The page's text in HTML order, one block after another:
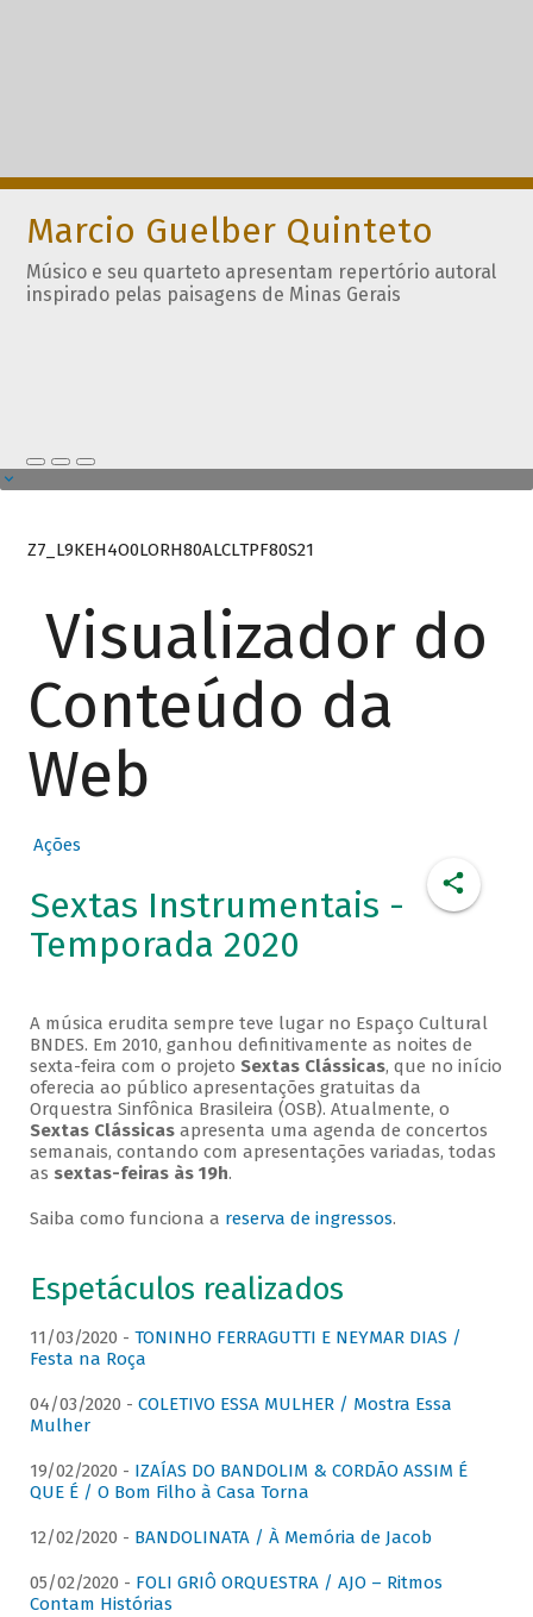
Marcio Guelber Quinteto
Músico e seu quarteto apresentam repertório autoral
inspirado pelas paisagens de Minas Gerais
Z7_L9KEH4O0LORH80ALCLTPF80S21
Visualizador do
Conteúdo da
Web
Ações
Sextas Instrumentais -
Temporada 2020
A música erudita sempre teve lugar no Espaço Cultural
BNDES. Em 2010, ganhou definitivamente as noites de
sexta-feira com o projeto Sextas Clássicas, que no início
oferecia ao público apresentações gratuitas da
Orquestra Sinfônica Brasileira (OSB). Atualmente, o
Sextas Clássicasapresenta uma agenda de concertos
semanais, contando com apresentações variadas, todas
as sextas-feiras às 19h.
Saiba como funciona a reserva de ingressos.
Espetáculos realizados
11/03/2020 - TONINHO FERRAGUTTI E NEYMAR DIAS /
Festa na Roça
04/03/2020 - COLETIVO ESSA MULHER / Mostra Essa
Mulher
19/02/2020 - IZAÍAS DO BANDOLIM & CORDÃO ASSIM É
QUE É / O Bom Filho à Casa Torna
12/02/2020 - BANDOLINATA / À Memória de Jacob
05/02/2020 - FOLI GRIÔ ORQUESTRA / AJO – Ritmos
Contam Histórias